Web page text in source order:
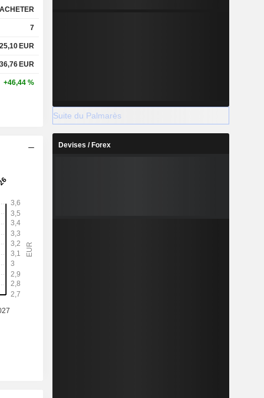
ACHETER
7
25,10EUR
36,76EUR
+46,44 %
Suite du Palmarès
Devises / Forex